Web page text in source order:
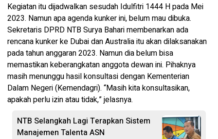
Kegiatan itu dijadwalkan sesudah Idulfitri 1444 H pada Mei
2023. Namun apa agenda kunker ini, belum mau dibuka.
Sekretaris DPRD NTB Surya Bahari membenarkan ada
rencana kunker ke Dubai dan Australia itu akan dilaksanakan
pada tahun anggaran 2023. Namun dia belum bisa
memastikan keberangkatan anggota dewan ini. Pihaknya
masih menunggu hasil konsultasi dengan Kementerian
Dalam Negeri (Kemendagri). “Masih kita konsultasikan,
apakah perlu izin atau tidak,” jelasnya.
NTB Selangkah Lagi Terapkan Sistem
Manajemen Talenta ASN